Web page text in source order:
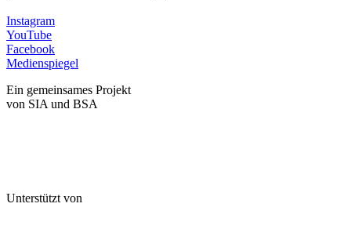
Instagram
YouTube
Facebook
Medienspiegel
Ein gemeinsames Projekt
von SIA und BSA
Unterstützt von